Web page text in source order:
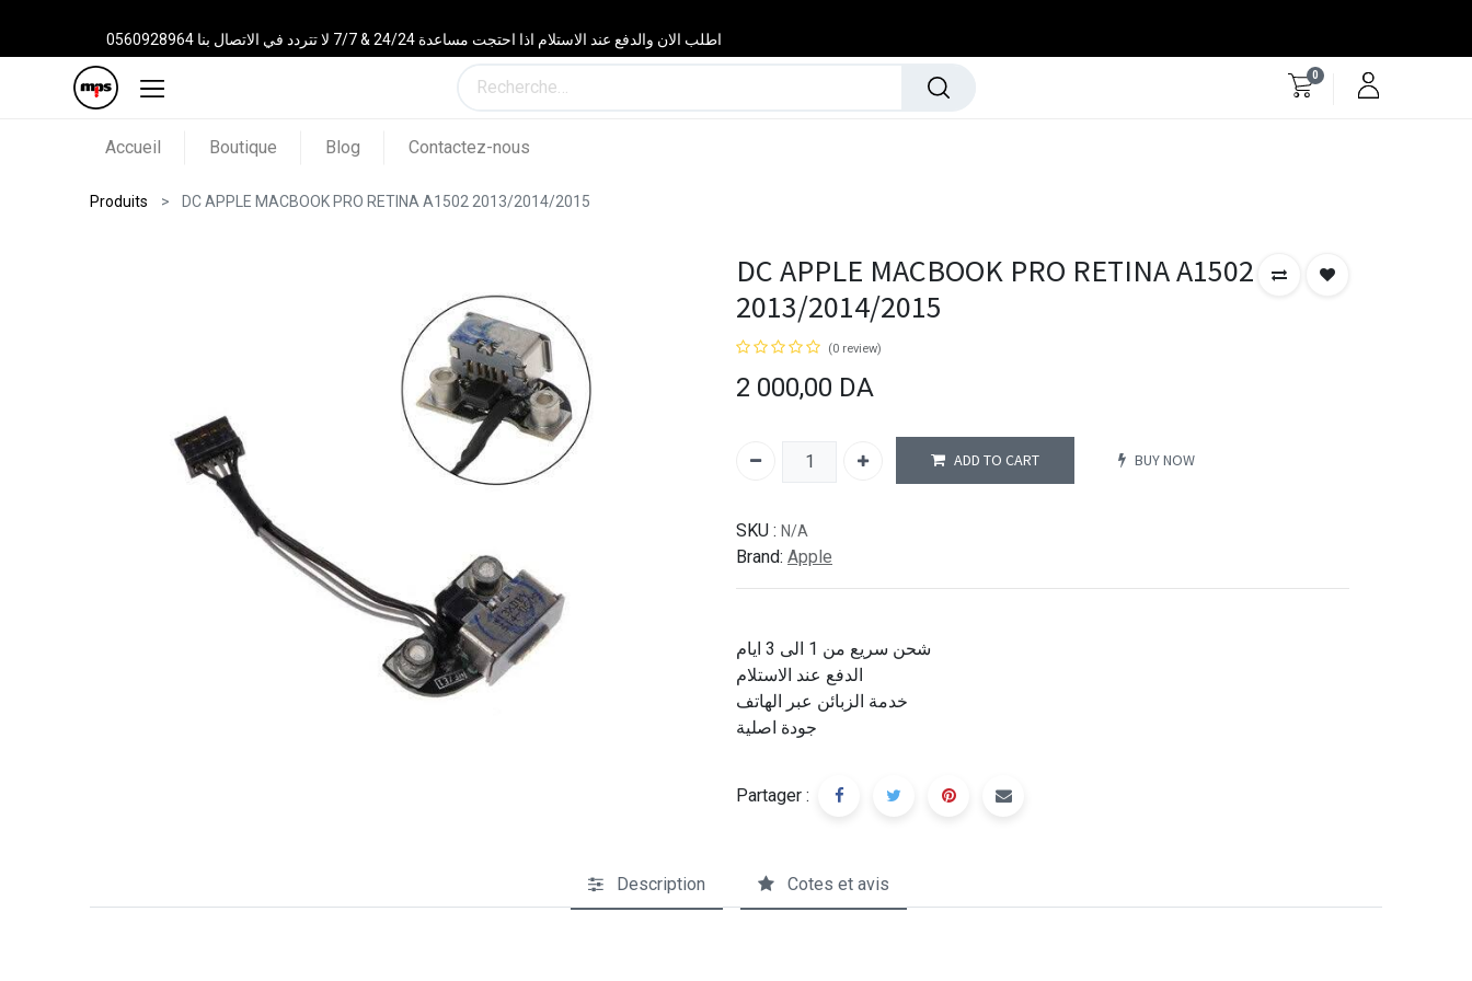
اطلب الان والدفع عند الاستلام اذا احتجت مساعدة 24/24 & 7/7 لا تتردد في الاتصال بنا 0560928964
0
Accueil Boutique Blog Contactez-nous
Produits DC APPLE MACBOOK PRO RETINA A1502 2013/2014/2015
DC APPLE MACBOOK PRO RETINA A1502
2013/2014/2015
(0 review)
2 000,00 DA
ADD TO CART BUY NOW
SKU : N/A
Brand: Apple
شحن سريع من 1 الى 3 ايام
الدفع عند الاستلام
خدمة الزبائن عبر الهاتف
جودة اصلية
Partager :
Description Cotes et avis